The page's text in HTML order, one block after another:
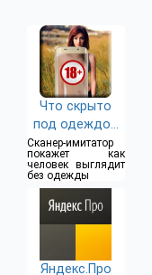
Что скрыто
под одеждой
(18+)
Сканер-имитатор
покажет как
человек выглядит
без одежды
Яндекс.Про